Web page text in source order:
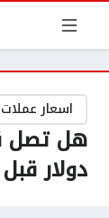
اسعار عملات
دولار قبل